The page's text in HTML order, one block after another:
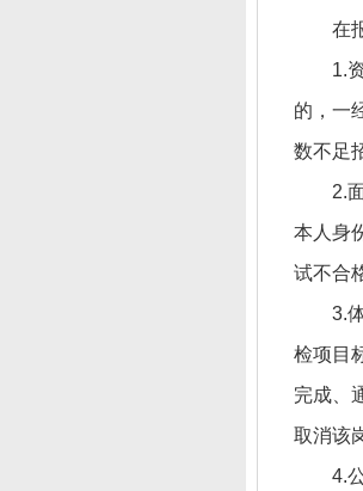
在
1.
的，一
数不足
2.
本人身
试不合
3.
检项目
完成、
取消该
4.